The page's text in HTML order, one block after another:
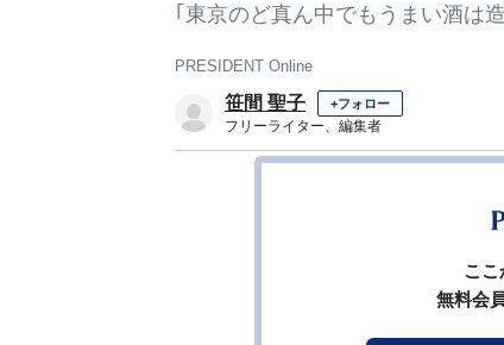
｢東京のど真ん中でもうまい酒は
PRESIDENT Online
笹間 聖子 +フォロー
フリーライター、編集者
ここ
無料会